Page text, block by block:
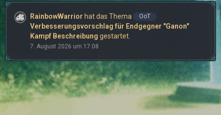
RainbowWarrior hat das Thema OoT
Verbesserungsvorschlag für Endgegner "Ganon"
Kampf Beschreibung gestartet.
7. August 2026 um 17:08